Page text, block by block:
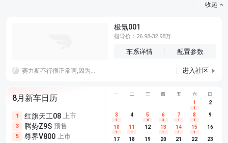
收起
极氪001
指导价：26.98-32.98万
车系详情 配置参数
赛力斯不行很正常啊,因为拿不出手啊，妄想品牌效应，那么就要像特斯拉一样会讲故事，不行就老老实实技术研发，光跟遥遥领先加一个外观是没用的 进入社区
8月新车日历
1 红旗天工08 上市
3 腾势Z9S 预售
5 尊界V800 上市
尊界V680 上市
享界G9 预售
别克至境L7 预售
埃安
长城H10
深蓝S05
一 二 三 四 五 六 日
1
1
2
3
1
4 5
6
6
3
7
1
8
1
9
10
1
11
1
12 13
1
14
1
15
1
16
17 18 19 20 21 22 23